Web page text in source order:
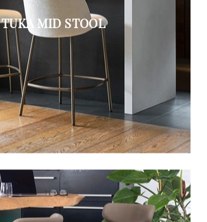
TUKA MID STOOL